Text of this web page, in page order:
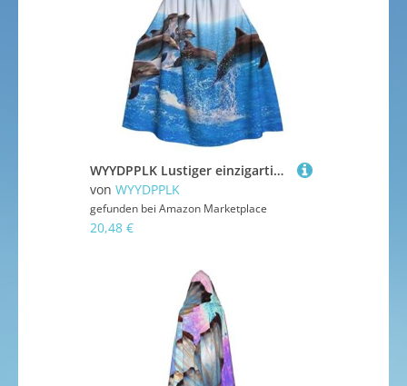
WYYDPPLK Lustiger einzigartiger 3D-Tier-Delfin-Druck, Kapuzenumhang für Erwachsene, Unisex, Halloween, Weihnachten, Cosplay-Umhang
von WYYDPPLK
gefunden bei Amazon Marketplace
20,48 €